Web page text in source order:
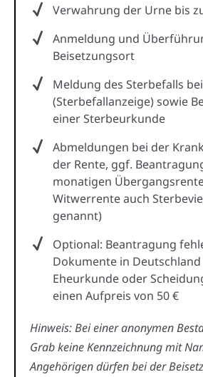
Verwahrung der Urne bis
Anmeldung und
Beisetzungsort
Meldung des Sterbefalls
(Sterbefallanzeige) sowie
einer Sterbeurkunde
Abmeldungen bei der
der Rente, ggf.
monatigen
Witwerrente auch
genannt)
Optional: Beantragung
Dokumente in Deutschland
Eheurkunde oder
einen Aufpreis von 50 €
Hinweis: Bei einer anonymen
Grab keine Kennzeichnung mit
Angehörigen dürfen bei der